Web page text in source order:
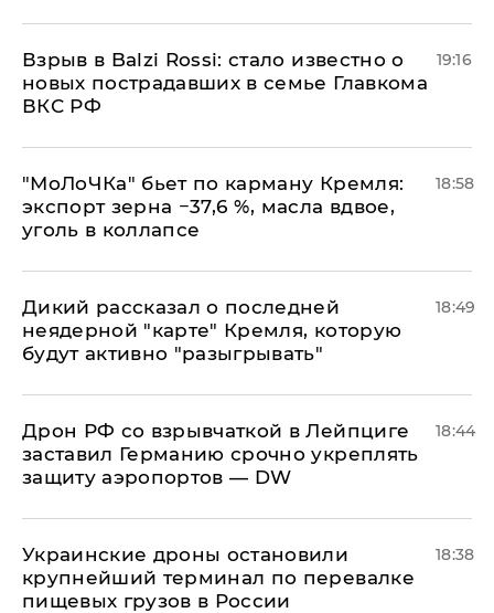
Взрыв в Balzi Rossi: стало известно о
новых пострадавших в семье Главкома
ВКС РФ
19:16
​"МоЛоЧКа" бьет по карману Кремля:
экспорт зерна −37,6 %, масла вдвое,
уголь в коллапсе
18:58
Дикий рассказал о последней
неядерной "карте" Кремля, которую
будут активно "разыгрывать"
18:49
​Дрон РФ со взрывчаткой в Лейпциге
заставил Германию срочно укреплять
защиту аэропортов — DW
18:44
Украинские дроны остановили
крупнейший терминал по перевалке
пищевых грузов в России
18:38